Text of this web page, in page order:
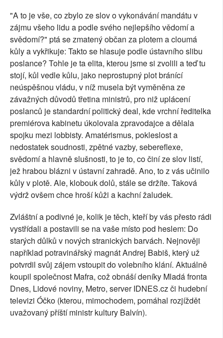
"A to je vše, co zbylo ze slov o vykonávání mandátu v
zájmu všeho lidu a podle svého nejlepšího vědomí a
svědomí?" ptá se zmatený občan za plotem a cloumá
kůly a vykřikuje: Takto se hlasuje podle ústavního slibu
poslance? Tohle je ta elita, kterou jsme si zvolili a teď tu
stojí, kůl vedle kůlu, jako neprostupný plot bránící
neúspěšnou vládu, v níž musela být vyměněna ze
závažných důvodů třetina ministrů, pro niž uplácení
poslanců je standardní politický deal, kde vrchní ředitelka
premiérova kabinetu úkolovala zpravodajce a dělala
spojku mezi lobbisty. Amatérismus, pokleslost a
nedostatek soudnosti, zpětné vazby, sebereflexe,
svědomí a hlavně slušnosti, to je to, co činí ze slov listí,
jež hrabou blázni v ústavní zahradě. Ano, to z vás učinilo
kůly v plotě. Ale, klobouk dolů, stále se držíte. Taková
výdrž ovšem chce hroší kůži a kachní žaludek.
Zvláštní a podivné je, kolik je těch, kteří by vás přesto rádi
vystřídali a postavili se na vaše místo pod heslem: Do
starých důlků v nových stranických barvách. Nejnověji
například potravinářský magnát Andrej Babiš, který už
potvrdil svůj zájem vstoupit do volebního klání. Aktuálně
koupil společnost Mafra, což obnáší deníky Mladá fronta
Dnes, Lidové noviny, Metro, server IDNES.cz či hudební
televizi Óčko (kterou, mimochodem, pomáhal rozjíždět
uvažovaný příští ministr kultury Balvín).